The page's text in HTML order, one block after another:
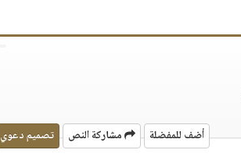
أضف للمفضلة مشاركة النص تصميم دعوي